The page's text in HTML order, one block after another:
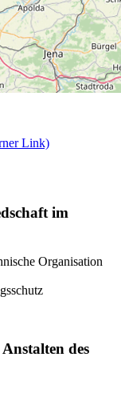
Link)
im
Organisation
des